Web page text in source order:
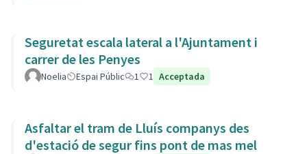
Seguretat escala lateral a l'Ajuntament i
carrer de les Penyes
Noelia Espai Públic 1 1 Acceptada
Asfaltar el tram de Lluís companys des
d'estació de segur fins pont de mas mel